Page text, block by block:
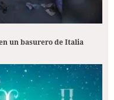
un basurero de Italia